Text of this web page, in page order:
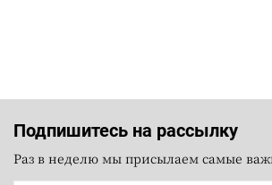
Подпишитесь на рассылку
Раз в неделю мы присылаем самые